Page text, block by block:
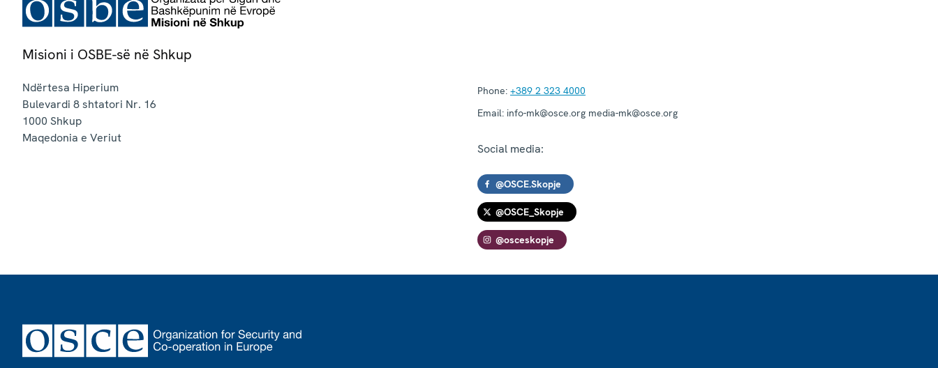
Misioni i OSBE-së në Shkup
Ndërtesa Hiperium
Bulevardi 8 shtatori Nr. 16
1000 Shkup
Maqedonia e Veriut
Phone: +389 2 323 4000
Email: info-mk@osce.org media-mk@osce.org
Social media:
@OSCE.Skopje
@OSCE_Skopje
@osceskopje